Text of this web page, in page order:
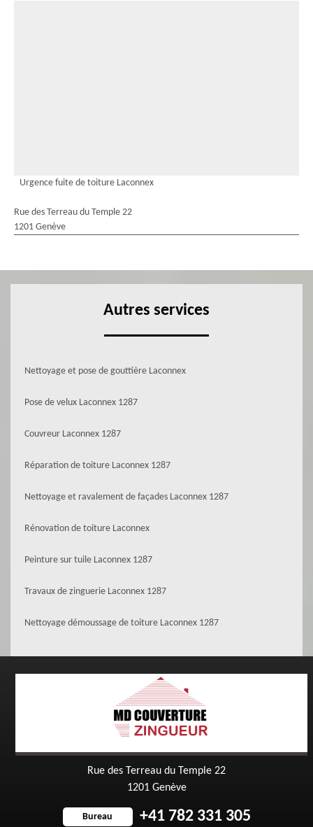
Urgence fuite de toiture Laconnex
Rue des Terreau du Temple 22
1201 Genève
Autres services
Nettoyage et pose de gouttière Laconnex
Pose de velux Laconnex 1287
Couvreur Laconnex 1287
Réparation de toiture Laconnex 1287
Nettoyage et ravalement de façades Laconnex 1287
Rénovation de toiture Laconnex
Peinture sur tuile Laconnex 1287
Travaux de zinguerie Laconnex 1287
Nettoyage démoussage de toiture Laconnex 1287
Rue des Terreau du Temple 22
1201 Genève
Bureau +41 782 331 305